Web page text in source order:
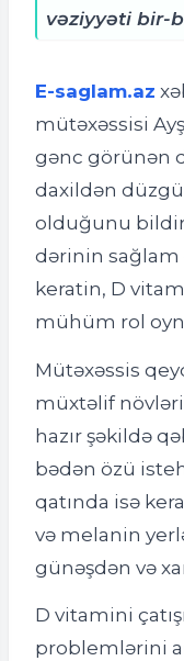
vəziyyəti bir-
E-saglam.az
mütəxəssisi
gənc görünən
daxildən
olduğunu
dərinin
keratin, D
mühüm rol
Mütəxəssis
müxtəlif növləri
hazır şəkildə
bədən özü
qatında isə
və melanin
günəşdən və
D vitamini
problemlərini